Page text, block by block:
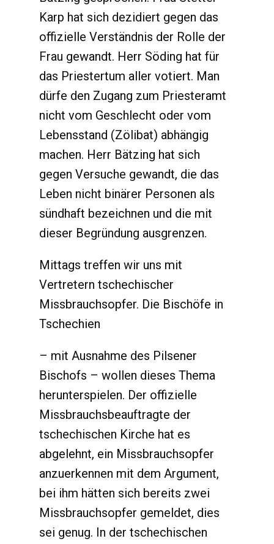
Karp hat sich dezidiert gegen das
offizielle Verständnis der Rolle der
Frau gewandt. Herr Söding hat für
das Priestertum aller votiert. Man
dürfe den Zugang zum Priesteramt
nicht vom Geschlecht oder vom
Lebensstand (Zölibat) abhängig
machen. Herr Bätzing hat sich
gegen Versuche gewandt, die das
Leben nicht binärer Personen als
sündhaft bezeichnen und die mit
dieser Begründung ausgrenzen.
Mittags treffen wir uns mit
Vertretern tschechischer
Missbrauchsopfer. Die Bischöfe in
Tschechien
– mit Ausnahme des Pilsener
Bischofs – wollen dieses Thema
herunterspielen. Der offizielle
Missbrauchsbeauftragte der
tschechischen Kirche hat es
abgelehnt, ein Missbrauchsopfer
anzuerkennen mit dem Argument,
bei ihm hätten sich bereits zwei
Missbrauchsopfer gemeldet, dies
sei genug. In der tschechischen